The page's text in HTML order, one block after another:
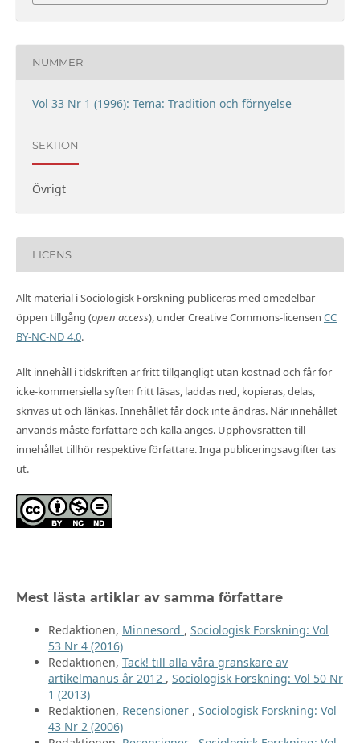
NUMMER
Vol 33 Nr 1 (1996): Tema: Tradition och förnyelse
SEKTION
Övrigt
LICENS
Allt material i Sociologisk Forskning publiceras med omedelbar
öppen tillgång (open access), under Creative Commons-licensen CC
BY-NC-ND 4.0.
Allt innehåll i tidskriften är fritt tillgängligt utan kostnad och får för
icke-kommersiella syften fritt läsas, laddas ned, kopieras, delas,
skrivas ut och länkas. Innehållet får dock inte ändras. När innehållet
används måste författare och källa anges. Upphovsrätten till
innehållet tillhör respektive författare. Inga publiceringsavgifter tas
ut.
Mest lästa artiklar av samma författare
Redaktionen, Minnesord , Sociologisk Forskning: Vol
53 Nr 4 (2016)
Redaktionen, Tack! till alla våra granskare av
artikelmanus år 2012 , Sociologisk Forskning: Vol 50 Nr
1 (2013)
Redaktionen, Recensioner , Sociologisk Forskning: Vol
43 Nr 2 (2006)